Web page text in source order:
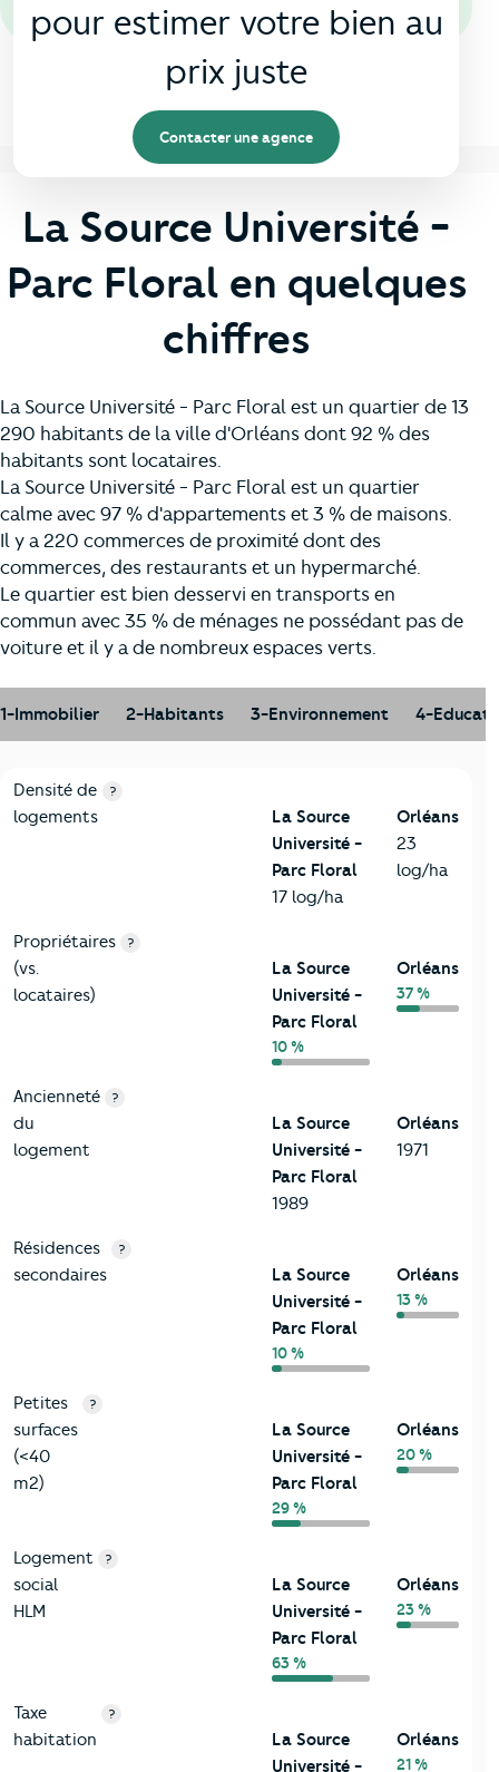
pour estimer votre bien au
prix juste
Contacter une agence
La Source Université -
Parc Floral en quelques
chiffres
La Source Université - Parc Floral est un quartier de 13
290 habitants de la ville d'Orléans dont 92 % des
habitants sont locataires.
La Source Université - Parc Floral est un quartier
calme avec 97 % d'appartements et 3 % de maisons.
Il y a 220 commerces de proximité dont des
commerces, des restaurants et un hypermarché.
Le quartier est bien desservi en transports en
commun avec 35 % de ménages ne possédant pas de
voiture et il y a de nombreux espaces verts.
1-Immobilier 2-Habitants 3-Environnement 4-
1-Immobilier
Critères La Source Université - Parc Floral
Densité de
logements
?
La Source
Université -
Parc Floral
17 log/ha
Orléans
23
log/ha
Propriétaires
(vs.
locataires)
?
La Source
Université -
Parc Floral
10 %
Orléans
37 %
Ancienneté
du
logement
?
La Source
Université -
Parc Floral
1989
Orléans
1971
Résidences
secondaires
?
La Source
Université -
Parc Floral
10 %
Orléans
13 %
Petites
surfaces
(<40
m2)
?
La Source
Université -
Parc Floral
29 %
Orléans
20 %
Logement
social
HLM
?
La Source
Université -
Parc Floral
63 %
Orléans
23 %
Taxe
habitation
?
La Source
Université -
Orléans
21 %